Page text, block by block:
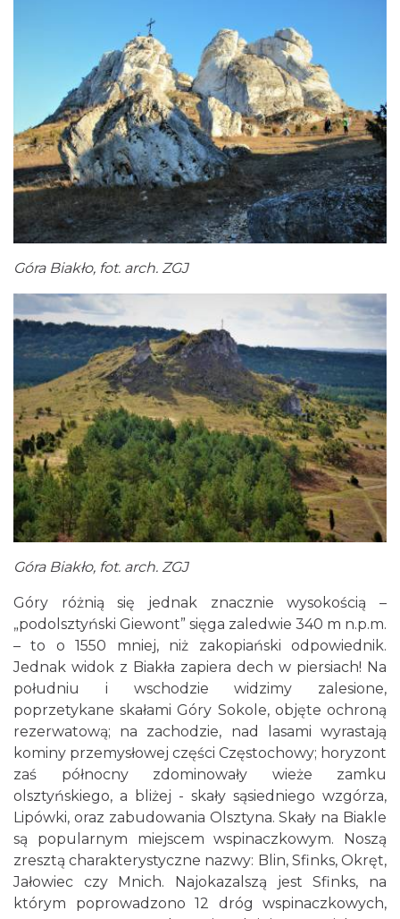
Góra Biakło, fot. arch. ZGJ
Góra Biakło, fot. arch. ZGJ
Góry różnią się jednak znacznie wysokością –
„podolsztyński Giewont” sięga zaledwie 340 m n.p.m.
– to o 1550 mniej, niż zakopiański odpowiednik.
Jednak widok z Biakła zapiera dech w piersiach! Na
południu i wschodzie widzimy zalesione,
poprzetykane skałami Góry Sokole, objęte ochroną
rezerwatową; na zachodzie, nad lasami wyrastają
kominy przemysłowej części Częstochowy; horyzont
zaś północny zdominowały wieże zamku
olsztyńskiego, a bliżej - skały sąsiedniego wzgórza,
Lipówki, oraz zabudowania Olsztyna. Skały na Biakle
są popularnym miejscem wspinaczkowym. Noszą
zresztą charakterystyczne nazwy: Blin, Sfinks, Okręt,
Jałowiec czy Mnich. Najokazalszą jest Sfinks, na
którym poprowadzono 12 dróg wspinaczkowych,